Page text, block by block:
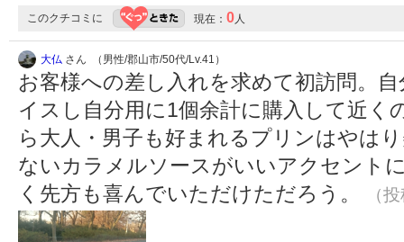
このクチコミに 現在： 0人
大仏 さん （男性/郡山市/50代/Lv.41）
お客様への差し入れを求めて初訪問。
イスし自分用に1個余計に購入して近く
ら大人・男子も好まれるプリンはやは
ないカラメルソースがいいアクセント
く先方も喜んでいただけただろう。
（